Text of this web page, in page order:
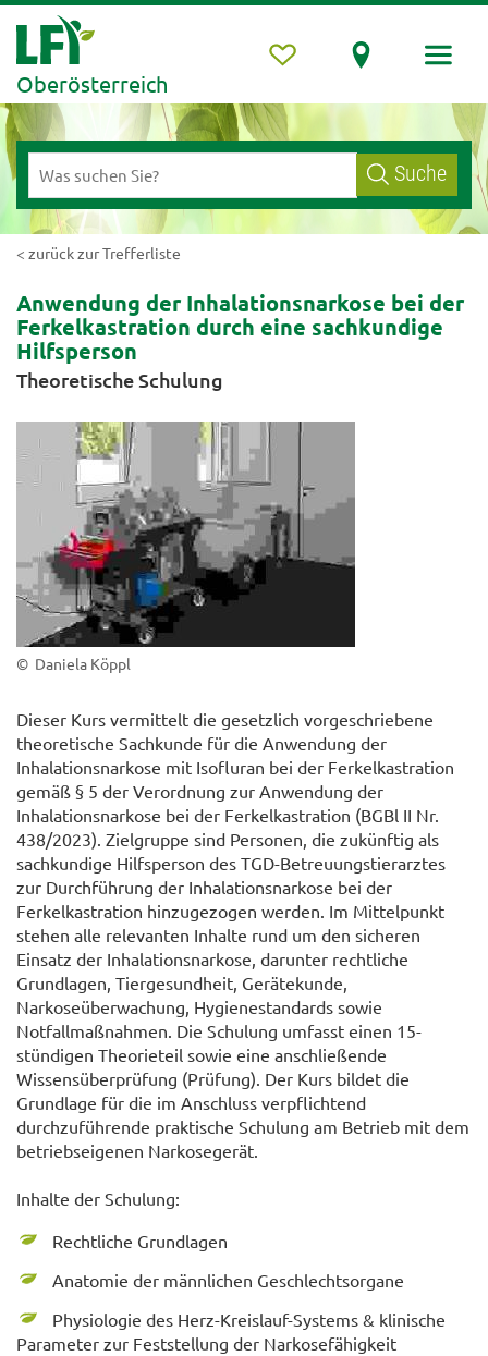
Oberösterreich
Suche
< zurück zur Trefferliste
Anwendung der Inhalationsnarkose bei der
Ferkelkastration durch eine sachkundige
Hilfsperson
Theoretische Schulung
© Daniela Köppl
Dieser Kurs vermittelt die gesetzlich vorgeschriebene
theoretische Sachkunde für die Anwendung der
Inhalationsnarkose mit Isofluran bei der Ferkelkastration
gemäß § 5 der Verordnung zur Anwendung der
Inhalationsnarkose bei der Ferkelkastration (BGBl II Nr.
438/2023). Zielgruppe sind Personen, die zukünftig als
sachkundige Hilfsperson des TGD-Betreuungstierarztes
zur Durchführung der Inhalationsnarkose bei der
Ferkelkastration hinzugezogen werden. Im Mittelpunkt
stehen alle relevanten Inhalte rund um den sicheren
Einsatz der Inhalationsnarkose, darunter rechtliche
Grundlagen, Tiergesundheit, Gerätekunde,
Narkoseüberwachung, Hygienestandards sowie
Notfallmaßnahmen. Die Schulung umfasst einen 15-
stündigen Theorieteil sowie eine anschließende
Wissensüberprüfung (Prüfung). Der Kurs bildet die
Grundlage für die im Anschluss verpflichtend
durchzuführende praktische Schulung am Betrieb mit dem
betriebseigenen Narkosegerät.
Inhalte der Schulung:
Rechtliche Grundlagen
Anatomie der männlichen Geschlechtsorgane
Physiologie des Herz-Kreislauf-Systems & klinische
Parameter zur Feststellung der Narkosefähigkeit